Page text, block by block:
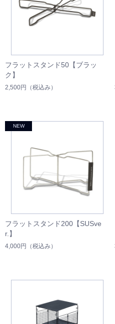
フラットスタンド50【ブラッ
ク】
2,500円 （税込み）
フラットスタンド200【SUSve
r.】
4,000円 （税込み）